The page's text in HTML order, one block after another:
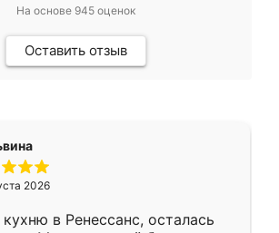
На основе 945оценок
Оставить отзыв
2026
в Ренессанс, осталась